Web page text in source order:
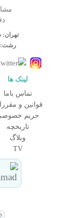
جهت
تماس
تهران:
رشت:
لینک ها
تماس باما
قوانین و
حریم
تاریخچه
وبلاگ
TV